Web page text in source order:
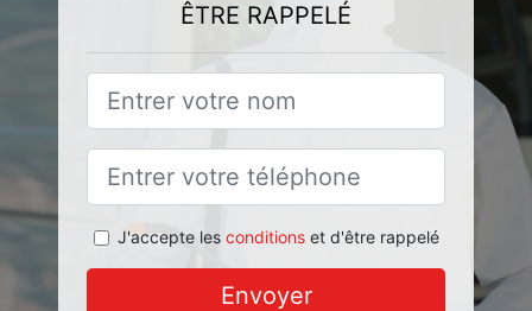
ÊTRE RAPPELÉ
J'accepte les conditionset d'être rappelé
Envoyer